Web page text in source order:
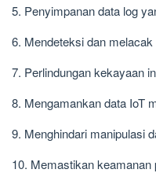
5. Penyimpanan data log
6. Mendeteksi dan
7. Perlindungan kekayaan
8. Mengamankan data IoT
9. Menghindari manipulasi
10. Memastikan keamanan